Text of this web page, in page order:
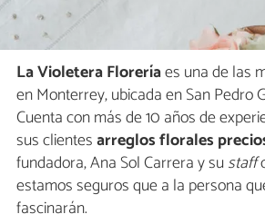
La Violetera Floreríaes una de las
en Monterrey, ubicada en San Pedro
Cuenta con más de 10 años de
sus clientesarreglos florales
fundadora, Ana Sol Carrera y sustaff
estamos seguros que a la persona
fascinarán.